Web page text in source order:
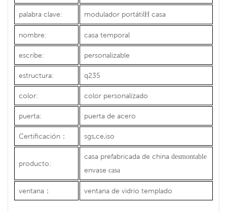
palabra clave: modulador portátilH casa
nombre: casa temporal
escribe: personalizable
estructura: q235
color: color personalizado
puerta: puerta de acero
Certificación ： sgs,ce,iso
producto:
casa prefabricada de china desmontable
envase casa
ventana ： ventana de vidrio templado